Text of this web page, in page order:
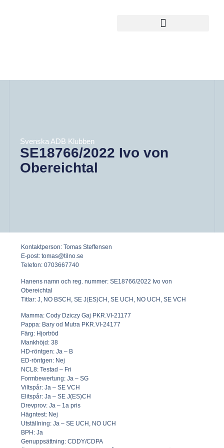
Svenska ADB Klubben
SE18766/2022 Ivo von
Obereichtal
Kontaktperson:Tomas Steffensen
E-post:tomas@tilno.se
Telefon:0703667740
Hanens namn och reg. nummer:SE18766/2022 Ivo von
Obereichtal
Titlar: J, NO BSCH, SE J(ES)CH, SE UCH, NO UCH, SE VCH
Mamma:Cody Dziczy Gaj PKR.VI-21177
Pappa: Bary od Mutra PKR.VI-24177
Färg: Hjortröd
Mankhöjd:38
HD-röntgen:Ja – B
ED-röntgen: Nej
NCL8:Testad – Fri
Formbewertung:Ja – SG
Viltspår:Ja – SE VCH
Elitspår:Ja – SE J(ES)CH
Drevprov:Ja – 1a pris
Hägntest: Nej
Utställning:Ja – SE UCH, NO UCH
BPH:Ja
Genuppsättning:CDDY/CDPA